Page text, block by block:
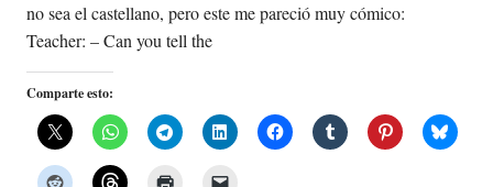
no sea el castellano, pero este me pareció muy cómico:
Teacher: – Can you tell the
Comparte esto: